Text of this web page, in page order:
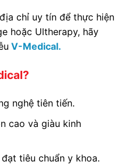
chỉ uy tín để thực hiện
hoặc Ultherapy, hãy
V-Medical.
nghệ tiên tiến.
cao và giàu kinh
tiêu chuẩn y khoa.